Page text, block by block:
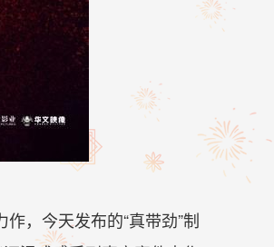
，今天发布的“真带劲”制